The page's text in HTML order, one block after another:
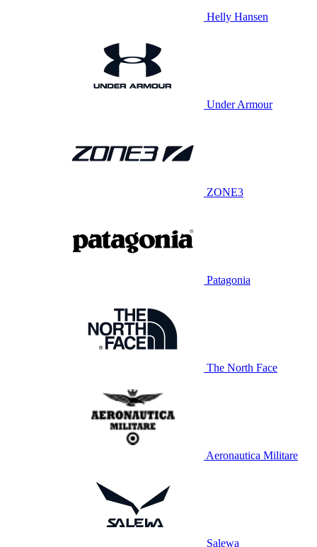
Helly Hansen
Under Armour
ZONE3
Patagonia
The North Face
Aeronautica Militare
Salewa